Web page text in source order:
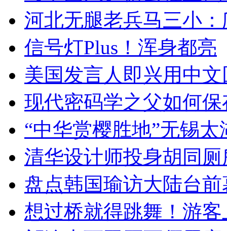
河北无腿老兵马三小
信号灯Plus！浑身都亮
美国发言人即兴用中
现代密码学之父如何
“中华赏樱胜地”无锡
清华设计师投身胡同
盘点韩国瑜访大陆台
想过桥就得跳舞！游客